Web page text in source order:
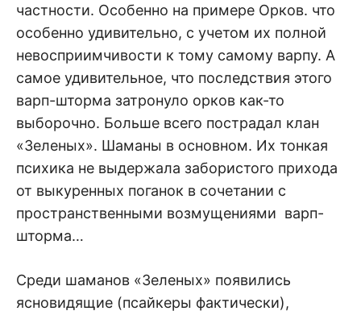
частности. Особенно на примере Орков. что
особенно удивительно, с учетом их полной
невосприимчивости к тому самому варпу. А
самое удивительное, что последствия этого
варп-шторма затронуло орков как-то
выборочно. Больше всего пострадал клан
«Зеленых». Шаманы в основном. Их тонкая
психика не выдержала забористого прихода
от выкуренных поганок в сочетании с
пространственными возмущениями варп-
шторма…
Среди шаманов «Зеленых» появились
ясновидящие (псайкеры фактически),